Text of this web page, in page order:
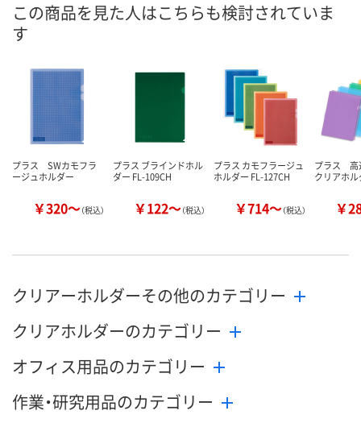
この商品を見た人はこちらも検討されていま
す
プラス SWカモフラ
ージュホルダー
￥320～（税込）
プラス ブラインドホル
ダー FL-109CH
￥122～（税込）
プラス カモフラージュ
ホルダー FL-127CH
￥714～（税込）
プラス 高
クリアホ
￥
クリアーホルダーその他のカテゴリー
クリアホルダーのカテゴリー
オフィス用品のカテゴリー
作業・研究用品のカテゴリー